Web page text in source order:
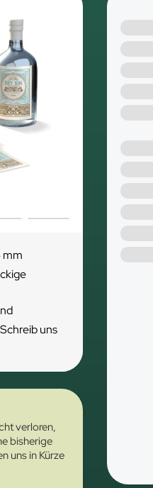
mm
uns
verloren,
bisherige
uns in Kürze